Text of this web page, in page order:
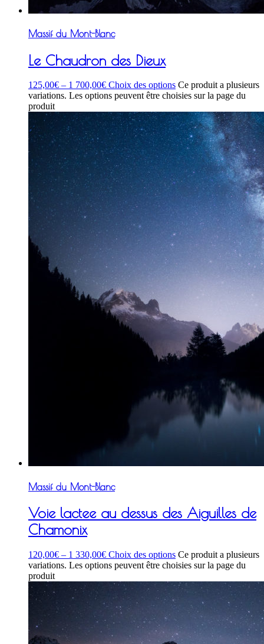
Massif du Mont-Blanc
Le Chaudron des Dieux
125,00€ – 1 700,00€ Choix des options Ce produit a plusieurs
variations. Les options peuvent être choisies sur la page du
produit
Massif du Mont-Blanc
Voie lactee au dessus des Aiguilles de
Chamonix
120,00€ – 1 330,00€ Choix des options Ce produit a plusieurs
variations. Les options peuvent être choisies sur la page du
produit